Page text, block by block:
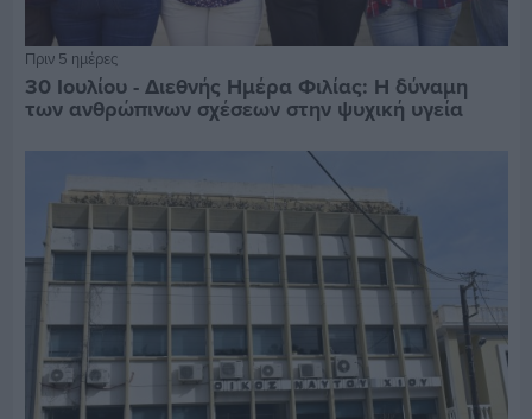
Πριν 5 ημέρες
30 Ιουλίου - Διεθνής Ημέρα Φιλίας: Η δύναμη
των ανθρώπινων σχέσεων στην ψυχική υγεία